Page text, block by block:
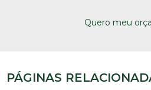
Quero meu
PÁGINAS